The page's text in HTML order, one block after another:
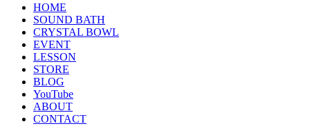
HOME
SOUND BATH
CRYSTAL BOWL
EVENT
LESSON
STORE
BLOG
YouTube
ABOUT
CONTACT